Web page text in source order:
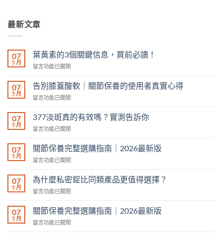
最新文章
07
5 月
葉黃素的3個關鍵信息，買前必讀！
在
黃
素
的
個
關
鍵
息，
買
必
讀！〉
中
留言功能已關閉
07
5 月
告別膝蓋酸軟｜關節保養的使用者真實心得
在
別
蓋
軟
｜
關
保
養
使
用
者
留言功能已關閉
07
5 月
377淡斑真的有效嗎？實測告訴你
在
淡
斑
真
有
效
嗎？
測
告
留言功能已關閉
07
5 月
關節保養完整選購指南｜2026最新版
在
節
保
養
整
選
購
留言功能已關閉
07
5 月
為什麼私密錠比同類產品更值得選擇？
在
什
麼
私
留言功能已關閉
07
5 月
關節保養完整選購指南｜2026最新版
在
留言功能已關閉